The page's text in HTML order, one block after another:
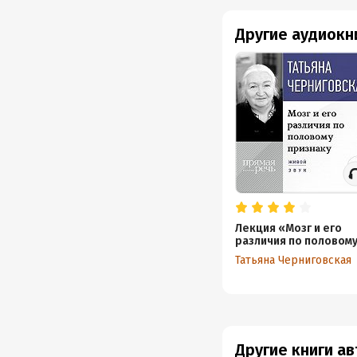
Другие книги
Другие
Лекция «Мозг и его
различия по половому
признаку»
Татьяна Черниговская